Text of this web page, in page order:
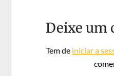
Deixe um
Tem de iniciar a